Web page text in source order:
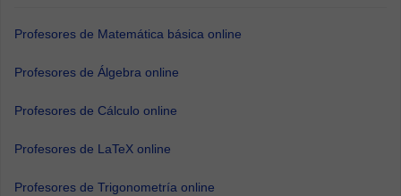
Profesores de Matemática básica online
Profesores de Álgebra online
Profesores de Cálculo online
Profesores de LaTeX online
Profesores de Trigonometría online